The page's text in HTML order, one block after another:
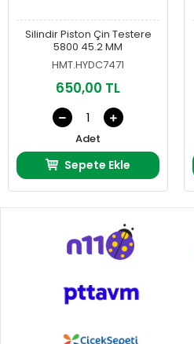
Silindir Piston Çin Testere
5800 45.2 MM
HMT.HYDC7471
650,00 TL
Adet
Sepete Ekle